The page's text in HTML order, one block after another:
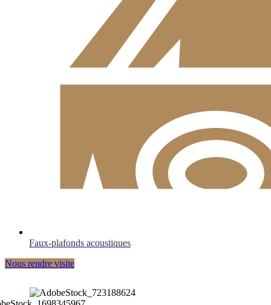
Faux-plafonds acoustiques
Nous rendre visite